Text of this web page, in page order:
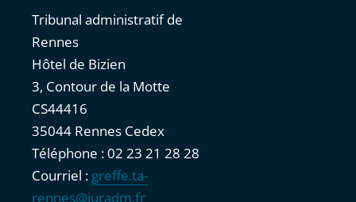
Tribunal administratif de
Rennes
Hôtel de Bizien
3, Contour de la Motte
CS44416
35044 Rennes Cedex
Téléphone : 02 23 21 28 28
Courriel : greffe.ta-
rennes@juradm.fr